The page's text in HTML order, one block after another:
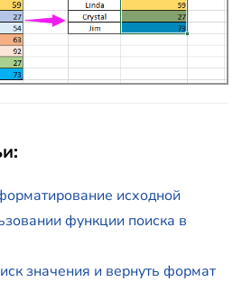
исходной
функции поиска в
значения и вернуть формат